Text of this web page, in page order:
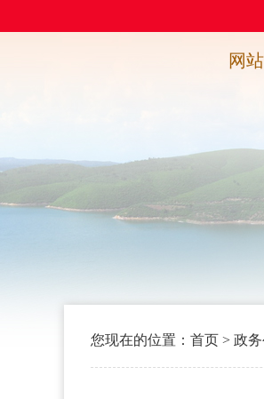
网
您现在的位置： 首页 > 政